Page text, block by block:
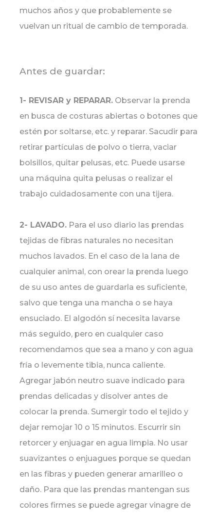
muchos años y que probablemente se
vuelvan un ritual de cambio de temporada.
Antes de guardar:
1- REVISAR y REPARAR. Observar la prenda
en busca de costuras abiertas o botones que
estén por soltarse, etc. y reparar. Sacudir para
retirar partículas de polvo o tierra, vaciar
bolsillos, quitar pelusas, etc. Puede usarse
una máquina quita pelusas o realizar el
trabajo cuidadosamente con una tijera.
2- LAVADO. Para el uso diario las prendas
tejidas de fibras naturales no necesitan
muchos lavados. En el caso de la lana de
cualquier animal, con orear la prenda luego
de su uso antes de guardarla es suficiente,
salvo que tenga una mancha o se haya
ensuciado. El algodón sí necesita lavarse
más seguido, pero en cualquier caso
recomendamos que sea a mano y con agua
fría o levemente tibia, nunca caliente.
Agregar jabón neutro suave indicado para
prendas delicadas y disolver antes de
colocar la prenda. Sumergir todo el tejido y
dejar remojar 10 o 15 minutos. Escurrir sin
retorcer y enjuagar en agua limpia. No usar
suavizantes o enjuagues porque se quedan
en las fibras y pueden generar amarilleo o
daño. Para que las prendas mantengan sus
colores firmes se puede agregar vinagre de